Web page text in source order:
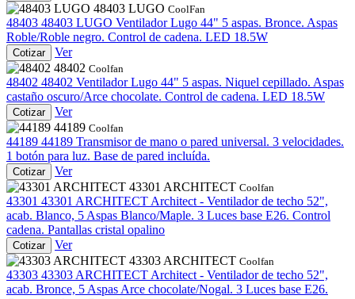
48403 LUGO CoolFan
48403 48403 LUGO Ventilador Lugo 44" 5 aspas. Bronce. Aspas
Roble/Roble negro. Control de cadena. LED 18.5W
Cotizar
Ver
48402 Coolfan
48402 48402 Ventilador Lugo 44" 5 aspas. Niquel cepillado. Aspas
castaño oscuro/Arce chocolate. Control de cadena. LED 18.5W
Cotizar
Ver
44189 Coolfan
44189 44189 Transmisor de mano o pared universal. 3 velocidades.
1 botón para luz. Base de pared incluída.
Cotizar
Ver
43301 ARCHITECT Coolfan
43301 43301 ARCHITECT Architect - Ventilador de techo 52",
acab. Blanco, 5 Aspas Blanco/Maple. 3 Luces base E26. Control
cadena. Pantallas cristal opalino
Cotizar
Ver
43303 ARCHITECT Coolfan
43303 43303 ARCHITECT Architect - Ventilador de techo 52",
acab. Bronce, 5 Aspas Arce chocolate/Nogal. 3 Luces base E26.